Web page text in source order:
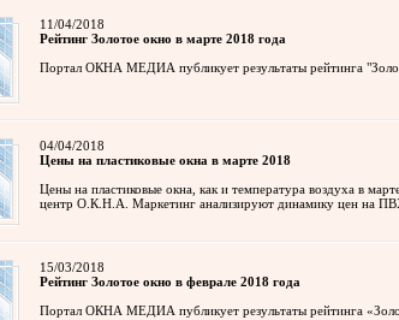
11/04/2018
Рейтинг Золотое окно в марте 2018 года
Портал ОКНА МЕДИА публикует результаты рейтинга
04/04/2018
Цены на пластиковые окна в марте 2018
Цены на пластиковые окна, как и температура воздуха в
центр О.К.Н.А. Маркетинг анализируют динамику цен на
15/03/2018
Рейтинг Золотое окно в феврале 2018 года
Портал ОКНА МЕДИА публикует результаты рейтинга